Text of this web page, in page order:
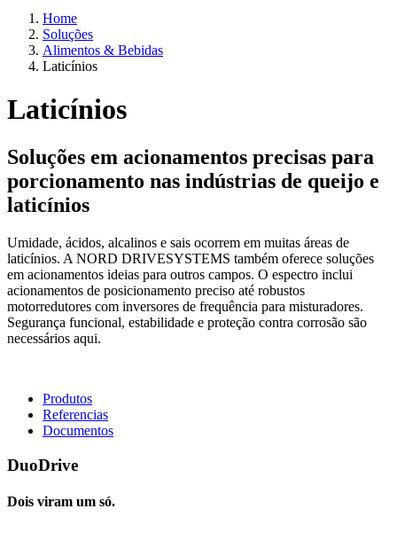
Home
Soluções
Alimentos & Bebidas
Laticínios
Laticínios
Soluções em acionamentos precisas para
porcionamento nas indústrias de queijo e
laticínios
Umidade, ácidos, alcalinos e sais ocorrem em muitas áreas de
laticínios. A NORD DRIVESYSTEMS também oferece soluções
em acionamentos ideias para outros campos. O espectro inclui
acionamentos de posicionamento preciso até robustos
motorredutores com inversores de frequência para misturadores.
Segurança funcional, estabilidade e proteção contra corrosão são
necessários aqui.
Produtos
Referencias
Documentos
DuoDrive
Dois viram um só.